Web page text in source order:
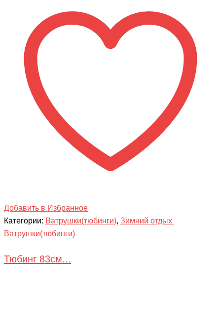
камерой)
Добавить в Избранное
Категории: Ватрушки(тюбинги), Зимний отдых
Ватрушки(тюбинги)
Тюбинг 83см...